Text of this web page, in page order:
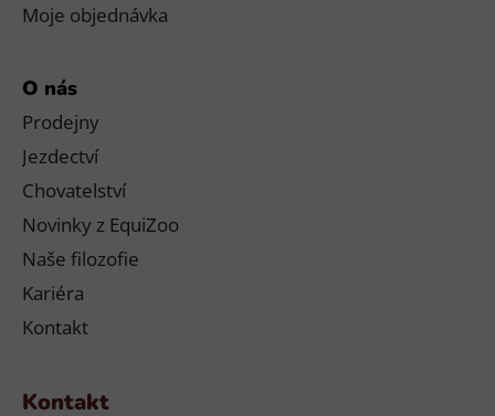
Moje objednávka
O nás
Prodejny
Jezdectví
Chovatelství
Novinky z EquiZoo
Naše filozofie
Kariéra
Kontakt
Kontakt